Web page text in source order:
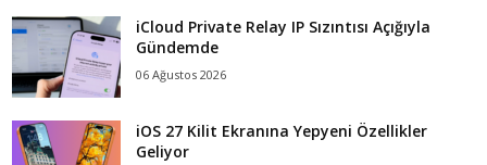
iCloud Private Relay IP Sızıntısı Açığıyla
Gündemde
06 Ağustos 2026
iOS 27 Kilit Ekranına Yepyeni Özellikler
Geliyor